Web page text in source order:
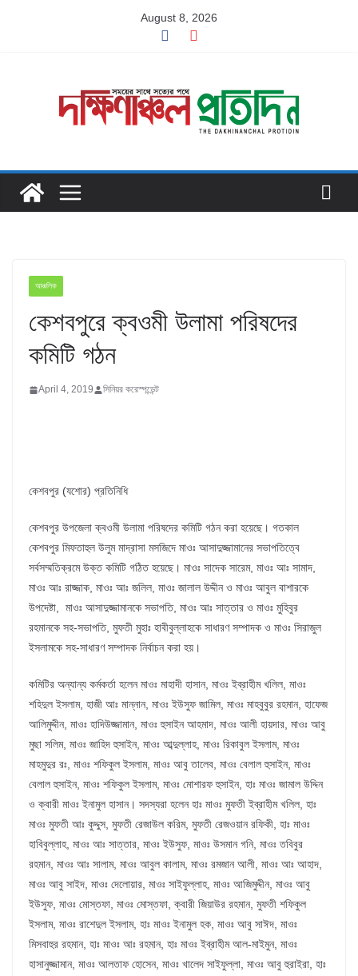
August 8, 2026
আঞ্চলিক
কেশবপুরে ক্বওমী উলামা পরিষদের
কমিটি গঠন
April 4, 2019 সিনিয়র করেস্পন্ডেন্ট
কেশবপুর (যশোর) প্রতিনিধি
কেশবপুর উপজেলা ক্বওমী উলামা পরিষদের কমিটি গঠন করা হয়েছে। গতকাল
কেশবপুর মিফতাহুল উলুম মাদ্রাসা মসজিদে মাওঃ আসাদুজ্জামানের সভাপতিত্বে
সর্বসম্মতিক্রমে উক্ত কমিটি গঠিত হয়েছে। মাওঃ সাদেক সারেম, মাওঃ আঃ সামাদ,
মাওঃ আঃ রাজ্জাক, মাওঃ আঃ জলিল, মাওঃ জালাল উদ্দীন ও মাওঃ আবুল বাশারকে
উপদেষ্টা, মাওঃ আসাদুজ্জামানকে সভাপতি, মাওঃ আঃ সাত্তার ও মাওঃ মুহিবুর
রহমানকে সহ-সভাপতি, মুফতী মুহাঃ হাবীবুল্লাহকে সাধারণ সম্পাদক ও মাওঃ সিরাজুল
ইসলামকে সহ-সাধারণ সম্পাদক নির্বাচন করা হয়।
কমিটির অন্যান্য কর্মকর্তা হলেন মাওঃ মাহাদী হাসান, মাওঃ ইব্রাহীম খলিল, মাওঃ
শহিদুল ইসলাম, হাজী আঃ মান্নান, মাওঃ ইউসুফ জামিল, মাওঃ মাহবুবুর রহমান, হাফেজ
আলিমুদ্দীন, মাওঃ হাদিউজ্জামান, মাওঃ হুসাইন আহমাদ, মাওঃ আলী হায়দার, মাওঃ আবু
মুছা সলিম, মাওঃ জাহিদ হুসাইন, মাওঃ আব্দুল্লাহ, মাওঃ রিকাবুল ইসলাম, মাওঃ
মাহমুদুর রঃ, মাওঃ শফিকুল ইসলাম, মাওঃ আবু তালেব, মাওঃ বেলাল হুসাইন, মাওঃ
বেলাল হুসাইন, মাওঃ শফিকুল ইসলাম, মাওঃ মোশারফ হুসাইন, হাঃ মাওঃ জামাল উদ্দিন
ও ক্বারী মাওঃ ইনামুল হাসান। সদস্যরা হলেন হাঃ মাওঃ মুফতী ইব্রাহীম খলিল, হাঃ
মাওঃ মুফতী আঃ কুদ্দুস, মুফতী রেজাউল করিম, মুফতী রেজওয়ান রফিকী, হাঃ মাওঃ
হাবিবুল্লাহ, মাওঃ আঃ সাত্তার, মাওঃ ইউসুফ, মাওঃ উসমান গনি, মাওঃ তবিবুর
রহমান, মাওঃ আঃ সালাম, মাওঃ আবুল কালাম, মাওঃ রমজান আলী, মাওঃ আঃ আহাদ,
মাওঃ আবু সাইদ, মাওঃ দেলোয়ার, মাওঃ সাইফুল্লাহ, মাওঃ আজিমুদ্দীন, মাওঃ আবু
ইউসুফ, মাওঃ মোস্তফা, মাওঃ মোস্তফা, ক্বারী জিয়াউর রহমান, মুফতী শফিকুল
ইসলাম, মাওঃ রাশেদুল ইসলাম, হাঃ মাওঃ ইনামুল হক, মাওঃ আবু সাঈদ, মাওঃ
মিসবাহুর রহমান, হাঃ মাওঃ আঃ রহমান, হাঃ মাওঃ ইব্রাহীম আল-মাইমুন, মাওঃ
হাসানুজ্জামান, মাওঃ আলতাফ হোসেন, মাওঃ খালেদ সাইফুল্লা, মাওঃ আবু হুরাইরা, হাঃ